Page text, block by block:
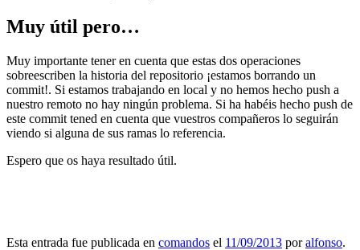
Muy útil pero…
Muy importante tener en cuenta que estas dos operaciones
sobreescriben la historia del repositorio ¡estamos borrando un
commit!. Si estamos trabajando en local y no hemos hecho push a
nuestro remoto no hay ningún problema. Si ha habéis hecho push de
este commit tened en cuenta que vuestros compañeros lo seguirán
viendo si alguna de sus ramas lo referencia.
Espero que os haya resultado útil.
Esta entrada fue publicada en comandos el 11/09/2013 poralfonso.